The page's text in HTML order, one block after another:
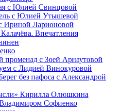
с Юлией Свинцовой
с Юлией Утышевой
Ириной Ларионовой
Впечатления
променад с Зоей Арнаутовой
с Лидией Винокуровой
без пафоса с Александрой
Кирилла Олюшкина
Владимиром Софиенко